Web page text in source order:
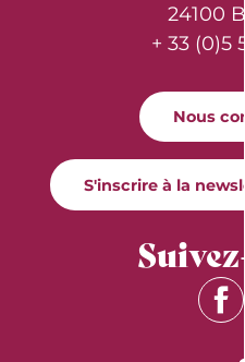
24100
+ 33 (0)5
Nous
S'inscrire à la